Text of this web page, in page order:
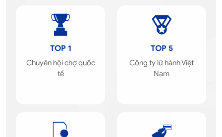
TOP 1
Chuyên hội chợ quốc
tế
TOP 5
Công ty lữ hành Việt
Nam